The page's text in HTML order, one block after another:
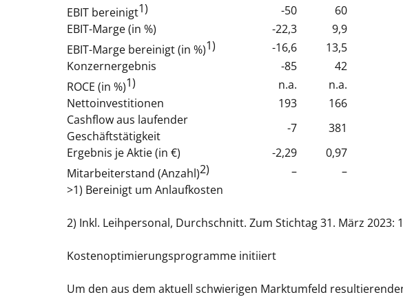
EBIT bereinigt1) -50 60
EBIT-Marge (in %)
-22,3 9,9
EBIT-Marge bereinigt (in %)1) -16,6 13,5
Konzernergebnis
-85 42
ROCE (in %)1) n.a. n.a.
Nettoinvestitionen
193 166
Cashflow aus laufender
Geschäftstätigkeit
-7 381
Ergebnis je Aktie (in €)
-2,29 0,97
Mitarbeiterstand (Anzahl)2) – –
>1) Bereinigt um Anlaufkosten
2) Inkl. Leihpersonal, Durchschnitt. Zum Stichtag 31. März 2023:
Kostenoptimierungsprogramme initiiert
Um den aus dem aktuell schwierigen Marktumfeld